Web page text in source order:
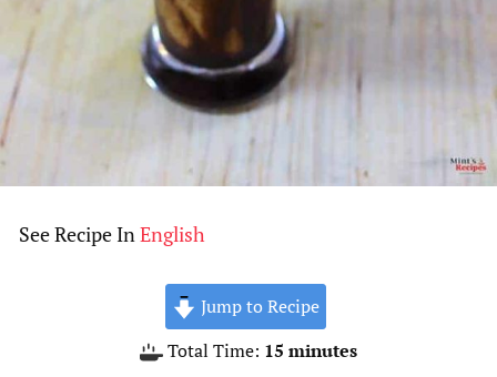
See Recipe InEnglish
Jump to Recipe
Total Time: 15 minutes
minutes